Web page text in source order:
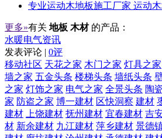
专业运动木地板施工厂家 运动
更多»有关 地板 木材 的产品：
水暖电气资讯
发表评论 | 0评
移动社区 天花之家 木门之家 灯具之家
墙之家 五金头条 楼梯头条 墙纸头条
之家 灯饰之家 电气之家 全景头条 陶
家 防盗之家 博一建材 区快洞察 建材
建材
上饶建材 抚州建材 宜春建材 吉
材 新余建材 九江建材 萍乡建材 景德